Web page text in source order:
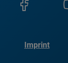
Imprint